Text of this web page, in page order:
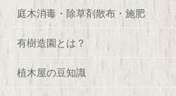
庭木消毒・除草剤散布・施肥
有樹造園とは？
植木屋の豆知識